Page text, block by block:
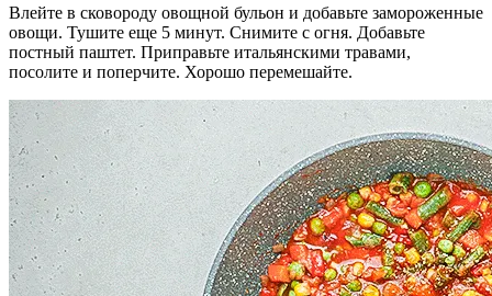
Влейте в сковороду овощной бульон и добавьте замороженные
овощи. Тушите еще 5 минут. Снимите с огня. Добавьте
постный паштет. Приправьте итальянскими травами,
посолите и поперчите. Хорошо перемешайте.